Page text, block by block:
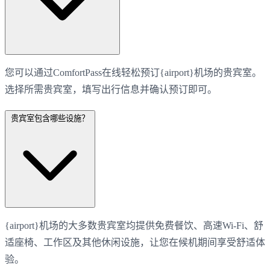
您可以通过ComfortPass在线轻松预订{airport}机场的贵宾室。
选择所需贵宾室，填写出行信息并确认预订即可。
贵宾室包含哪些设施？
{airport}机场的大多数贵宾室均提供免费餐饮、高速Wi-Fi、舒
适座椅、工作区及其他休闲设施，让您在候机期间享受舒适体
验。